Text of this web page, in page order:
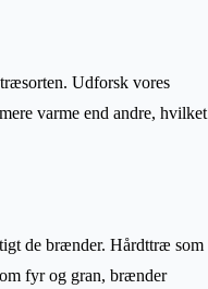
Udforsk vores
varme end andre, hvilket
de brænder. Hårdttræ som
fyr og gran, brænder